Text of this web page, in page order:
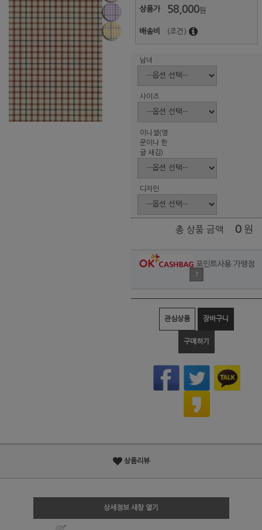
상품가 58,000원
배송비 (조건)
남녀
사이즈
이니셜(영
문이나 한
글 새김)
디자인
총 상품 금액 0 원
포인트사용 가맹점
?
관심상품 장바구니
구매하기
상품리뷰
상세정보 새창 열기